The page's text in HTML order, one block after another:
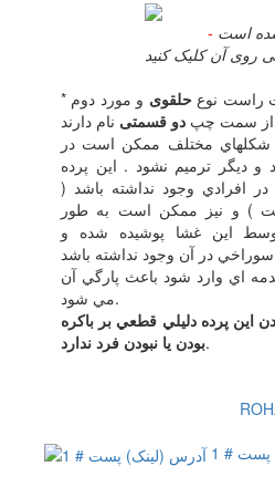
راست نوعحلقوی و مورد دوم
از سمت چپ دو قسمتی
شکلهاي مختلف ممکن است در
ديگر ترميم نشود . اين پرده
افرادي وجود نداشته باشد (
) و نيز ممکن است به طور
اين غشا پوشيده شده و
اي وارد شود باعث پارگي آن
مي شود.
اين پرده دليلي قطعي بر باکره
بودن يا نبودن فرد ندارد.
پست # 1